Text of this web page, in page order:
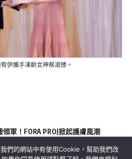
宥伊攜手凍齡女神蔡淑臻。
軍！FORA PROJ掀起護膚風潮
們的網站中有使用Cookie，幫助我們改